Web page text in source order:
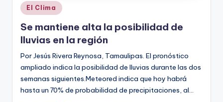
Publicado
en
El Clima
Se mantiene alta la posibilidad de
lluvias en la región
Por Jesús Rivera Reynosa, Tamaulipas. El pronóstico
ampliado indica la posibilidad de lluvias durante las dos
semanas siguientes.Meteored indica que hoy habrá
hasta un 70% de probabilidad de precipitaciones, al…